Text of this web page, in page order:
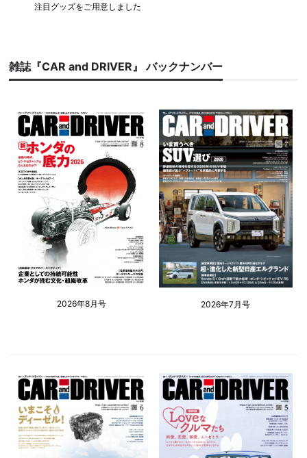
注目グッズをご用意しました
雑誌『CAR and DRIVER』 バックナンバー
2026年8月号 2026年7月号